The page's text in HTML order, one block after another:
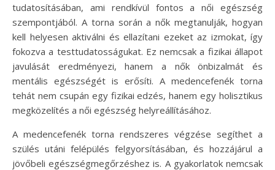
tudatosításában, ami rendkívül fontos a női egészség
szempontjából. A torna során a nők megtanulják, hogyan
kell helyesen aktiválni és ellazítani ezeket az izmokat, így
fokozva a testtudatosságukat. Ez nemcsak a fizikai állapot
javulását eredményezi, hanem a nők önbizalmát és
mentális egészségét is erősíti. A medencefenék torna
tehát nem csupán egy fizikai edzés, hanem egy holisztikus
megközelítés a női egészség helyreállításához.
A medencefenék torna rendszeres végzése segíthet a
szülés utáni felépülés felgyorsításában, és hozzájárul a
jövőbeli egészségmegőrzéshez is. A gyakorlatok nemcsak